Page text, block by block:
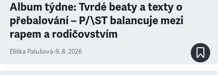
Album týdne: Tvrdé beaty a texty o
přebalování – P/\ST balancuje mezi
rapem a rodičovstvím
Eliška Palušová•9. 8. 2026